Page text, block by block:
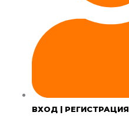
ВХОД | РЕГИСТРАЦИЯ